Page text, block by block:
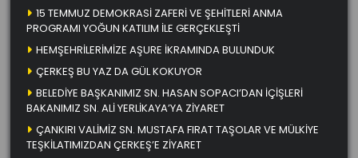
15 TEMMUZ DEMOKRASİ ZAFERİ VE ŞEHİTLERİ ANMA
PROGRAMI YOĞUN KATILIM İLE GERÇEKLEŞTİ
HEMŞEHRİLERİMİZE AŞURE İKRAMINDA BULUNDUK
ÇERKEŞ BU YAZ DA GÜL KOKUYOR
BELEDİYE BAŞKANIMIZ SN. HASAN SOPACI’DAN İÇİŞLERİ
BAKANIMIZ SN. ALİ YERLİKAYA’YA ZİYARET
ÇANKIRI VALİMİZ SN. MUSTAFA FIRAT TAŞOLAR VE MÜLKİYE
TEŞKİLATIMIZDAN ÇERKEŞ’E ZİYARET